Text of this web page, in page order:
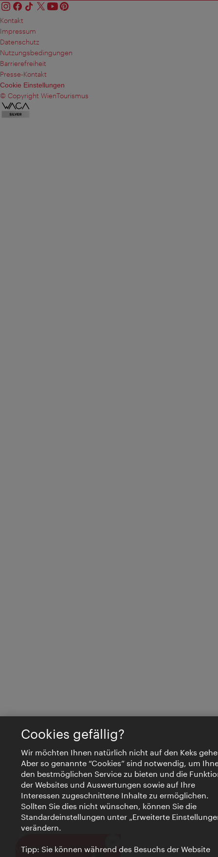
VIENNA BITES Schließen
Kontakt
Impressum
Datenschutz
Nutzungsbedingungen
Barrierefreiheit
Presse-Kontakt
Cookie Einstellungen
© Copyright WienTourismus
Cookies gefällig?
Wir möchten Ihnen natürlich nicht auf den Keks
Aber so genannte “Cookies” sind notwendig, um
den bestmöglichen Service zu bieten und die
der Websites und Auswertungen sowie auf Ihre
Interessen zugeschnittene Inhalte zu ermöglichen.
Sollten Sie dies nicht wünschen, können Sie die
Standardeinstellungen unter „Erweiterte
verändern.
Tipp: Sie können während des Besuchs der Website